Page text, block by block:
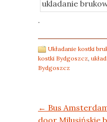
.
Układanie kostki
kostki Bydgoszcz,
Bydgoszcz
Post navigation
← Bus
door Milusińskie